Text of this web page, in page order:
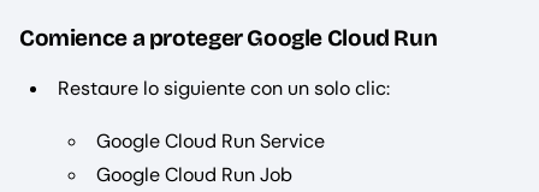
Comience a proteger Google Cloud Run
Restaure lo siguiente con un solo clic:
Google Cloud Run Service
Google Cloud Run Job